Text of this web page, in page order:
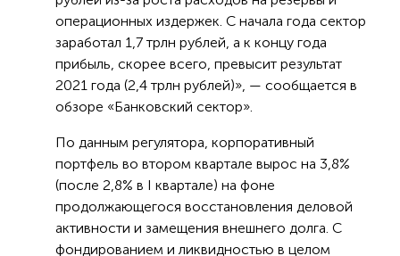
операционных издержек. С начала года сектор
заработал 1,7 трлн рублей, а к концу года
прибыль, скорее всего, превысит результат
2021 года (2,4 трлн рублей)», — сообщается в
обзоре «Банковский сектор».
По данным регулятора, корпоративный
портфель во втором квартале вырос на 3,8%
(после 2,8% в I квартале) на фоне
продолжающегося восстановления деловой
активности и замещения внешнего долга. С
фондированием и ликвидностью в целом